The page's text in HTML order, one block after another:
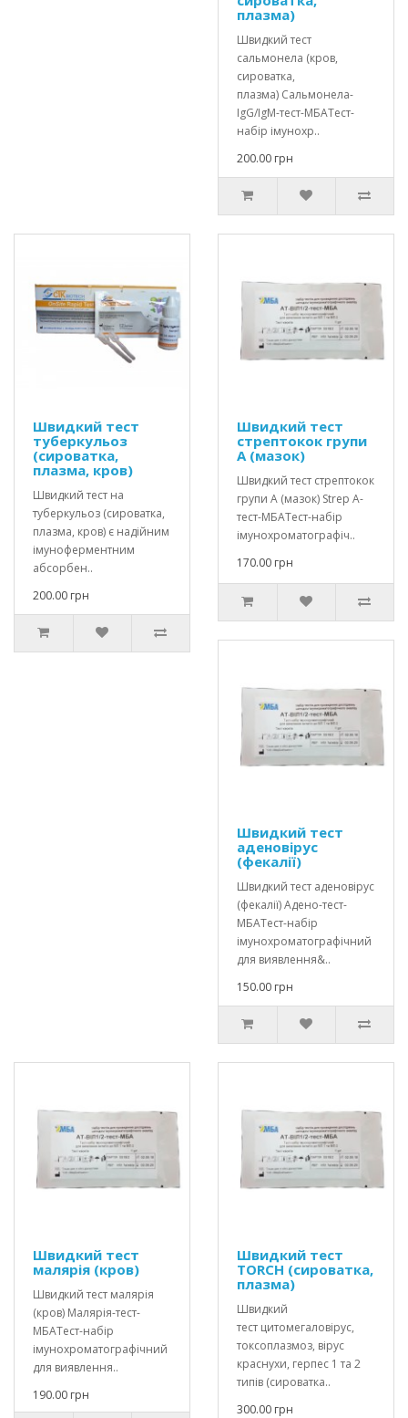
плазма)
Швидкий тест
сальмонела (кров,
сироватка,
плазма) Сальмонела-
IgG/IgM-тест-МБАТест-
набір імунохр..
200.00 грн
Швидкий тест
туберкульоз
(сироватка,
плазма, кров)
Швидкий тест на
туберкульоз (сироватка,
плазма, кров) є надійним
імуноферментним
абсорбен..
200.00 грн
Швидкий тест
стрептокок групи
А (мазок)
Швидкий тест стрептокок
групи А (мазок) Strep A-
тест-МБАТест-набір
імунохроматографіч..
170.00 грн
Швидкий тест
аденовірус
(фекалії)
Швидкий тест аденовірус
(фекалії) Адено-тест-
МБАТест-набір
імунохроматографічний
для виявлення&..
150.00 грн
Швидкий тест
малярія (кров)
Швидкий тест малярія
(кров) Малярія-тест-
МБАТест-набір
імунохроматографічний
для виявлення..
190.00 грн
Швидкий тест
ТORCH (сироватка,
плазма)
Швидкий
тест цитомегаловірус,
токсоплазмоз, вірус
краснухи, герпес 1 та 2
типів (сироватка..
300.00 грн